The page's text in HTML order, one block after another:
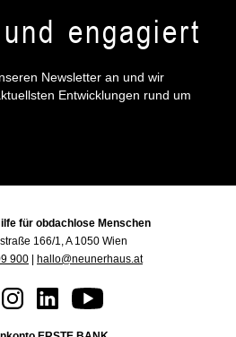
engagiert
Newsletter an und wir
Entwicklungen rund um
für obdachlose Menschen
166/1, A 1050 Wien
900
hallo@neunerhaus.at